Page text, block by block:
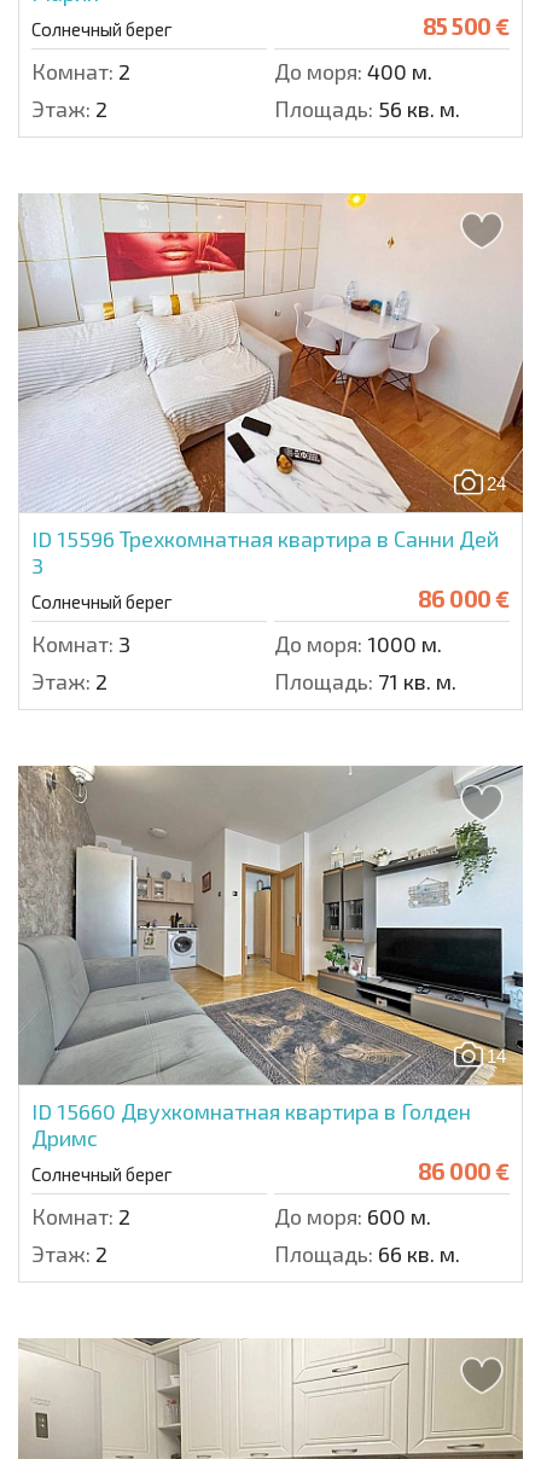
Солнечный берег 85 500 €
Комнат: 2 До моря: 400 м.
Этаж: 2 Площадь: 56 кв. м.
24
ID 15596 Трехкомнатная квартира в Санни Дей
3
Солнечный берег 86 000 €
Комнат: 3 До моря: 1000 м.
Этаж: 2 Площадь: 71 кв. м.
14
ID 15660 Двухкомнатная квартира в Голден
Дримс
Солнечный берег 86 000 €
Комнат: 2 До моря: 600 м.
Этаж: 2 Площадь: 66 кв. м.